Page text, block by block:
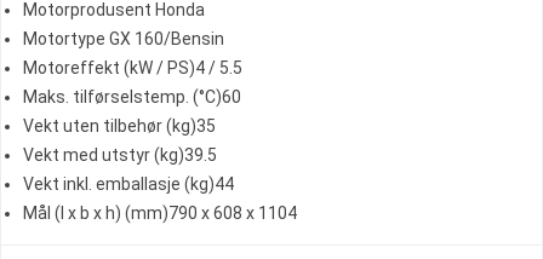
Motorprodusent Honda
Motortype GX 160/Bensin
Motoreffekt (kW / PS)4 / 5.5
Maks. tilførselstemp. (°C)60
Vekt uten tilbehør (kg)35
Vekt med utstyr (kg)39.5
Vekt inkl. emballasje (kg)44
Mål (l x b x h) (mm)790 x 608 x 1104